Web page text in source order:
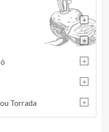
+
+
+
+
+
Torrada